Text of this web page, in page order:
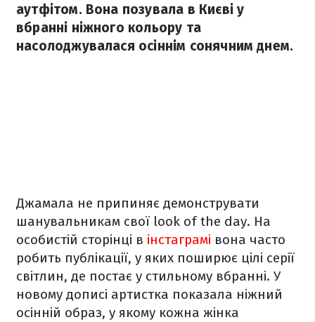
аутфітом. Вона позувала в Києві у
вбранні ніжного кольору та
насолоджувалася осіннім сонячним днем.
Джамала не припиняє демонструвати
шанувальникам свої look of the day. На
особистій сторінці в інстаграмі вона часто
робить публікації, у яких поширює цілі серії
світлин, де постає у стильному вбранні. У
новому дописі артистка показала ніжний
осінній образ, у якому кожна жінка